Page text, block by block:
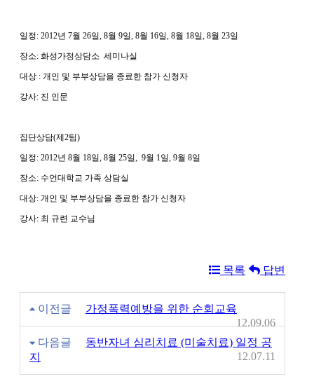
일정: 2012년 7월 26일, 8월 9일, 8월 16일, 8월 18일, 8월 23일
장소: 화성가정상담소 세미나실
대상 : 개인 및 부부상담을 종료한 참가 신청자
강사: 진 인문
집단상담(제2팀)
일정: 2012년 8월 18일, 8월 25일, 9월 1일, 9월 8일
장소: 수언대학교 가족 상담실
대상: 개인 및 부부상담을 종료한 참가 신청자
강사: 최 규련 교수님
목록 답변
이전글
가정폭력예방을 위한 순회교육
12.09.06
다음글
동반자녀 심리치료 (미술치료) 일정 공
지
12.07.11